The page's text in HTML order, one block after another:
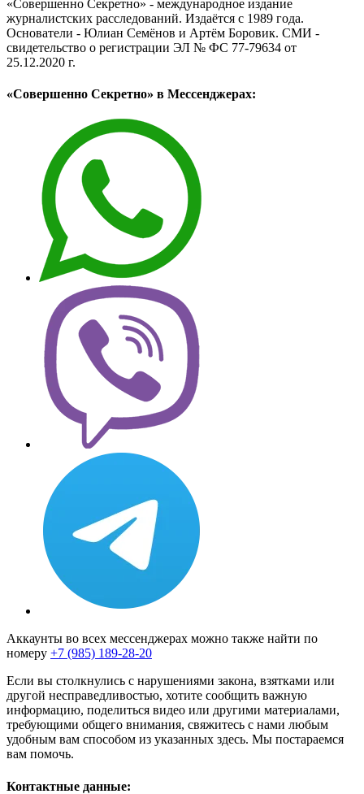
«Совершенно Секретно» - международное издание
журналистских расследований. Издаётся с 1989 года.
Основатели - Юлиан Семёнов и Артём Боровик. CМИ -
свидетельство о регистрации ЭЛ № ФС 77-79634 от
25.12.2020 г.
«Совершенно Секретно» в Мессенджерах:
Аккаунты во всех мессенджерах можно также найти по
номеру +7 (985) 189-28-20
Если вы столкнулись с нарушениями закона, взятками или
другой несправедливостью, хотите сообщить важную
информацию, поделиться видео или другими материалами,
требующими общего внимания, свяжитесь с нами любым
удобным вам способом из указанных здесь. Мы постараемся
вам помочь.
Контактные данные: